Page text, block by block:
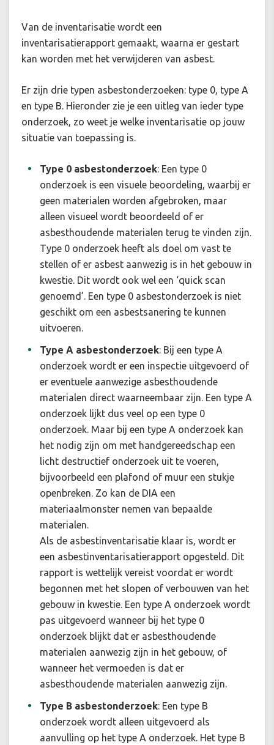
Van de inventarisatie wordt een
inventarisatierapport gemaakt, waarna er gestart
kan worden met het verwijderen van asbest.
Er zijn drie typen asbestonderzoeken: type 0, type A
en type B. Hieronder zie je een uitleg van ieder type
onderzoek, zo weet je welke inventarisatie op jouw
situatie van toepassing is.
Type 0 asbestonderzoek: Een type 0
onderzoek is een visuele beoordeling, waarbij er
geen materialen worden afgebroken, maar
alleen visueel wordt beoordeeld of er
asbesthoudende materialen terug te vinden zijn.
Type 0 onderzoek heeft als doel om vast te
stellen of er asbest aanwezig is in het gebouw in
kwestie. Dit wordt ook wel een ‘quick scan
genoemd’. Een type 0 asbestonderzoek is niet
geschikt om een asbestsanering te kunnen
uitvoeren.
Type A asbestonderzoek: Bij een type A
onderzoek wordt er een inspectie uitgevoerd of
er eventuele aanwezige asbesthoudende
materialen direct waarneembaar zijn. Een type A
onderzoek lijkt dus veel op een type 0
onderzoek. Maar bij een type A onderzoek kan
het nodig zijn om met handgereedschap een
licht destructief onderzoek uit te voeren,
bijvoorbeeld een plafond of muur een stukje
openbreken. Zo kan de DIA een
materiaalmonster nemen van bepaalde
materialen.
Als de asbestinventarisatie klaar is, wordt er
een asbestinventarisatierapport opgesteld. Dit
rapport is wettelijk vereist voordat er wordt
begonnen met het slopen of verbouwen van het
gebouw in kwestie. Een type A onderzoek wordt
pas uitgevoerd wanneer bij het type 0
onderzoek blijkt dat er asbesthoudende
materialen aanwezig zijn in het gebouw, of
wanneer het vermoeden is dat er
asbesthoudende materialen aanwezig zijn.
Type B asbestonderzoek: Een type B
onderzoek wordt alleen uitgevoerd als
aanvulling op het type A onderzoek. Het type B